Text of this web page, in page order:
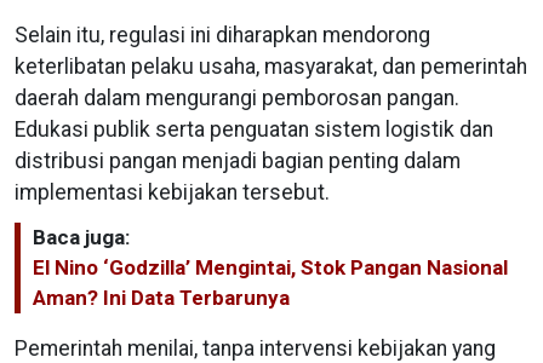
Selain itu, regulasi ini diharapkan mendorong
keterlibatan pelaku usaha, masyarakat, dan pemerintah
daerah dalam mengurangi pemborosan pangan.
Edukasi publik serta penguatan sistem logistik dan
distribusi pangan menjadi bagian penting dalam
implementasi kebijakan tersebut.
Baca juga:
El Nino ‘Godzilla’ Mengintai, Stok Pangan Nasional
Aman? Ini Data Terbarunya
Pemerintah menilai, tanpa intervensi kebijakan yang